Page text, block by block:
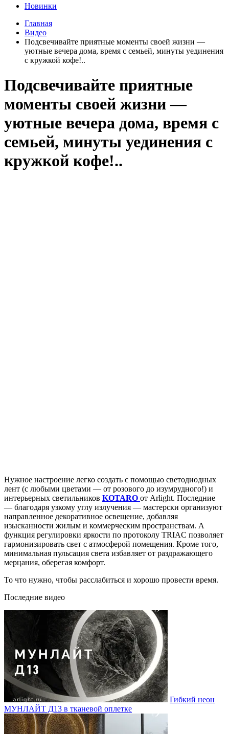
Новинки
Главная
Видео
Подсвечивайте приятные моменты своей жизни —
уютные вечера дома, время с семьей, минуты уединения
с кружкой кофе!..
Подсвечивайте приятные
моменты своей жизни —
уютные вечера дома, время с
семьей, минуты уединения с
кружкой кофе!..
Нужное настроение легко создать с помощью светодиодных
лент (с любыми цветами — от розового до изумрудного!) и
интерьерных светильников KOTARO от Arlight. Последние
— благодаря узкому углу излучения — мастерски организуют
направленное декоративное освещение, добавляя
изысканности жилым и коммерческим пространствам. А
функция регулировки яркости по протоколу TRIAC позволяет
гармонизировать свет с атмосферой помещения. Кроме того,
минимальная пульсация света избавляет от раздражающего
мерцания, оберегая комфорт.
То что нужно, чтобы расслабиться и хорошо провести время.
Последние видео
Гибкий неон
МУНЛАЙТ Д13 в тканевой оплетке